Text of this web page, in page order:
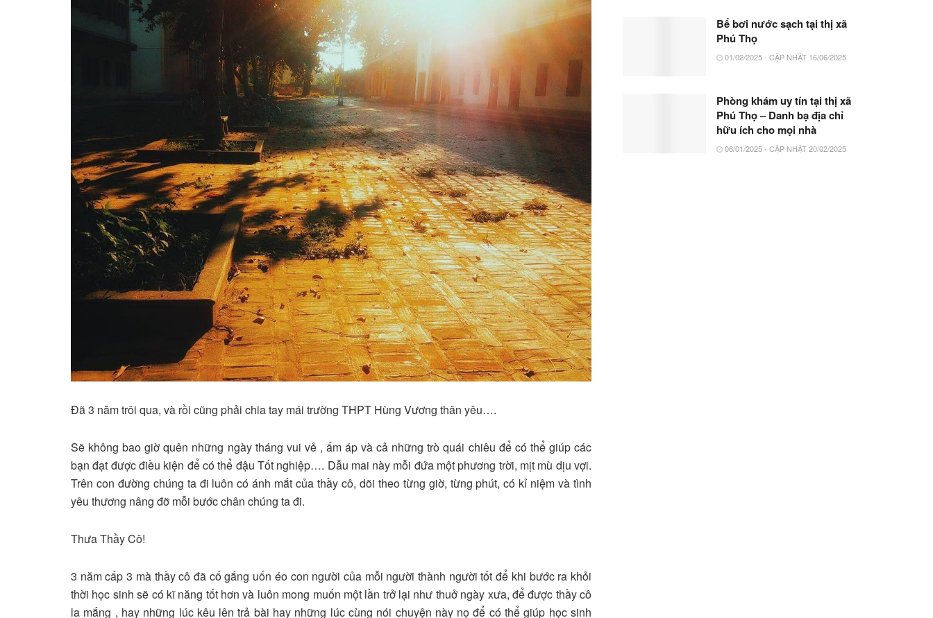
Đã 3 năm trôi qua, và rồi cũng phải chia tay mái trường THPT Hùng Vương thân yêu….
Sẽ không bao giờ quên những ngày tháng vui vẻ , ấm áp và cả những trò quái chiêu để có thể giúp các
bạn đạt được điều kiện để có thể đậu Tốt nghiệp…. Dẫu mai này mỗi đứa một phương trời, mịt mù dịu vợi.
Trên con đường chúng ta đi luôn có ánh mắt của thầy cô, dõi theo từng giờ, từng phút, có kỉ niệm và tình
yêu thương nâng đỡ mỗi bước chân chúng ta đi.
Thưa Thầy Cô!
3 năm cấp 3 mà thầy cô đã cố gắng uốn éo con người của mỗi người thành người tốt để khi bước ra khỏi
thời học sinh sẽ có kĩ năng tốt hơn và luôn mong muốn một lần trở lại như thuở ngày xưa, để được thầy cô
la mắng , hay những lúc kêu lên trả bài hay những lúc cùng nói chuyện này nọ để có thể giúp học sinh
Bể bơi nước sạch tại thị xã
Phú Thọ
01/02/2025 - CẬP NHẬT 16/06/2025
Phòng khám uy tín tại thị xã
Phú Thọ – Danh bạ địa chỉ
hữu ích cho mọi nhà
06/01/2025 - CẬP NHẬT 20/02/2025